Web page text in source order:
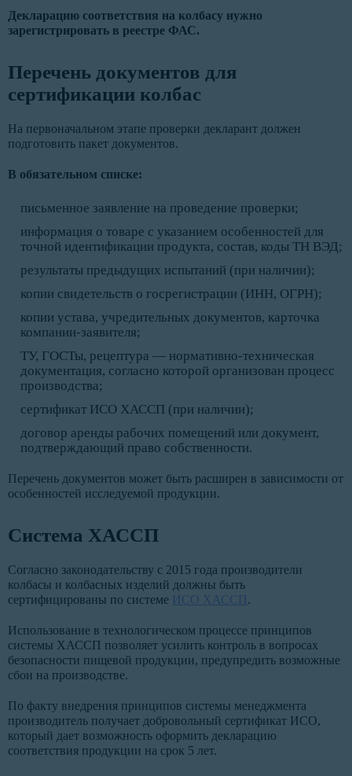
Декларацию соответствия на колбасу нужно
зарегистрировать в реестре ФАС.
Перечень документов для
сертификации колбас
На первоначальном этапе проверки декларант должен
подготовить пакет документов.
В обязательном списке:
письменное заявление на проведение проверки;
информация о товаре с указанием особенностей для
точной идентификации продукта, состав, коды ТН ВЭД;
результаты предыдущих испытаний (при наличии);
копии свидетельств о госрегистрации (ИНН, ОГРН);
копии устава, учредительных документов, карточка
компании-заявителя;
ТУ, ГОСТы, рецептура — нормативно-техническая
документация, согласно которой организован процесс
производства;
сертификат ИСО ХАССП (при наличии);
договор аренды рабочих помещений или документ,
подтверждающий право собственности.
Перечень документов может быть расширен в зависимости от
особенностей исследуемой продукции.
Система ХАССП
Согласно законодательству с 2015 года производители
колбасы и колбасных изделий должны быть
сертифицированы по системе ИСО ХАССП.
Использование в технологическом процессе принципов
системы ХАССП позволяет усилить контроль в вопросах
безопасности пищевой продукции, предупредить возможные
сбои на производстве.
По факту внедрения принципов системы менеджмента
производитель получает добровольный сертификат ИСО,
который дает возможность оформить декларацию
соответствия продукции на срок 5 лет.